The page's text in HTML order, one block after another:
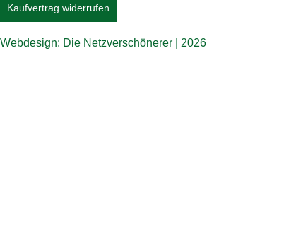
Kaufvertrag widerrufen
Webdesign: Die Netzverschönerer | 2026